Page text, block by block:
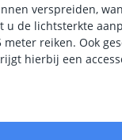
verspreiden,
lichtsterkte
reiken. Ook
hierbij een